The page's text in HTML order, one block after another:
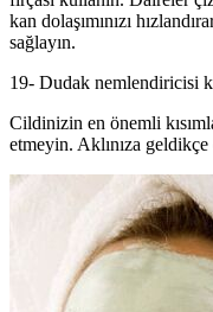
kan dolaşımınızı
sağlayın.
19- Dudak nemlendiricisi
Cildinizin en önemli
etmeyin. Aklınıza